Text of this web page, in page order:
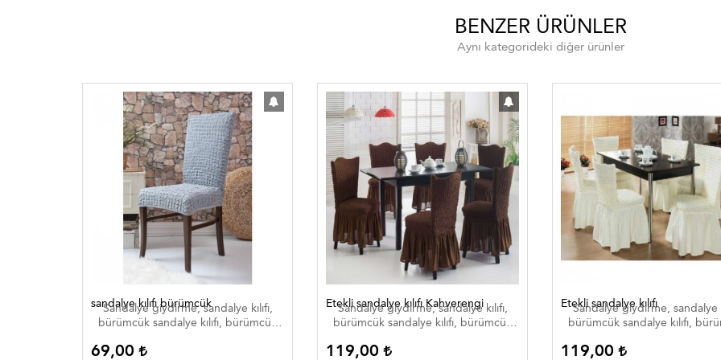
BENZER ÜRÜNLER
Aynı kategorideki diğer ürünler
sandalye kılıfı bürümcük
Sandalye giydirme, sandalye kılıfı,
bürümcük sandalye kılıfı, bürümcük
sandalye kılıfı, lastikli sandalye kılıfı,
69,00
Etekli sandalye kılıfı Kahverengi
Sandalye giydirme, sandalye kılıfı,
bürümcük sandalye kılıfı, bürümcük
sandalye kılıfı, lastikli sandalye kılıfı,
119,00
Etekli sandalye kılıfı
Sandalye giydirme, sandalye
bürümcük sandalye kılıfı,
sandalye kılıfı, lastikli sandalye
119,00